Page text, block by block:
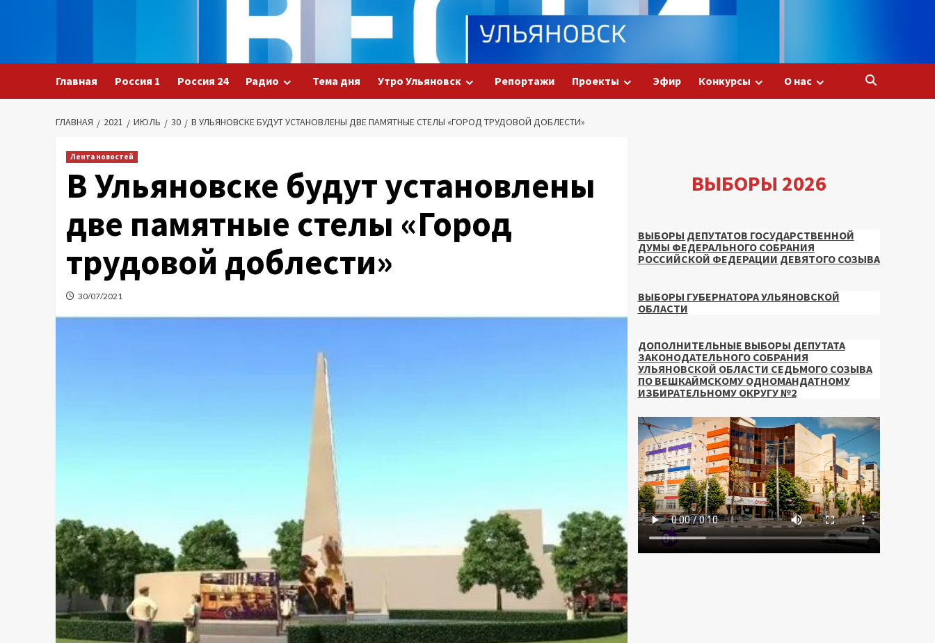
Главная Россия 1 Россия 24 Радио Тема дня Утро Ульяновск Репортажи Проекты Эфир Конкурсы О нас
ГЛАВНАЯ 2021 ИЮЛЬ 30 В УЛЬЯНОВСКЕ БУДУТ УСТАНОВЛЕНЫ ДВЕ ПАМЯТНЫЕ СТЕЛЫ «ГОРОД ТРУДОВОЙ ДОБЛЕСТИ»
Лента новостей
В Ульяновске будут установлены
две памятные стелы «Город
трудовой доблести»
30/07/2021
ВЫБОРЫ 2026
ВЫБОРЫ ДЕПУТАТОВ ГОСУДАРСТВЕННОЙ
ДУМЫ ФЕДЕРАЛЬНОГО СОБРАНИЯ
РОССИЙСКОЙ ФЕДЕРАЦИИ ДЕВЯТОГО СОЗЫВА
ВЫБОРЫ ГУБЕРНАТОРА УЛЬЯНОВСКОЙ
ОБЛАСТИ
ДОПОЛНИТЕЛЬНЫЕ ВЫБОРЫ ДЕПУТАТА
ЗАКОНОДАТЕЛЬНОГО СОБРАНИЯ
УЛЬЯНОВСКОЙ ОБЛАСТИ СЕДЬМОГО СОЗЫВА
ПО ВЕШКАЙМСКОМУ ОДНОМАНДАТНОМУ
ИЗБИРАТЕЛЬНОМУ ОКРУГУ №2